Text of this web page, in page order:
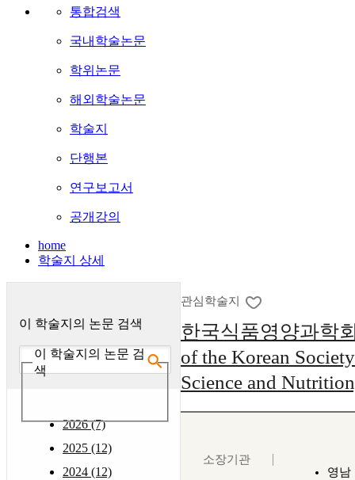
통합검색
국내학술논문
학위논문
해외학술논문
학술지
단행본
연구보고서
공개강의
home
학술지 상세
이 학술지의 논문 검색
이 학술지의 논문 검
색
2026 (7)
2025 (12)
2024 (12)
관심학술지
한국식품영양과학
of the Korean
Science and
소장기관
영남